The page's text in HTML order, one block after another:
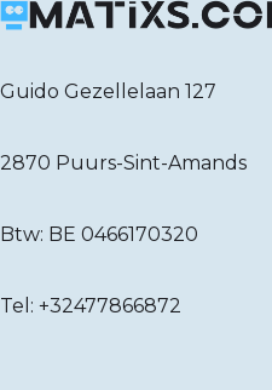
Guido Gezellelaan 127
2870 Puurs-Sint-Amands
Btw: BE 0466170320
Tel: +32477866872